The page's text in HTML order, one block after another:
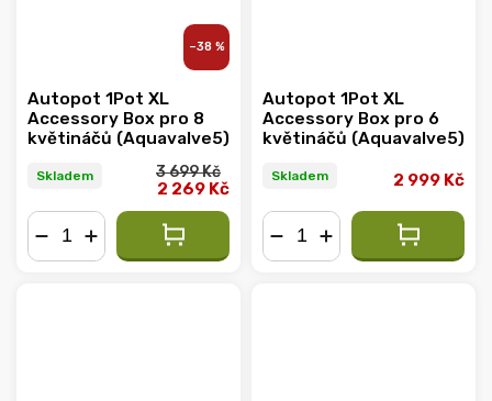
–38 %
Autopot 1Pot XL
Accessory Box pro 8
květináčů (Aquavalve5)
Skladem 3 699 Kč
2 269 Kč
Autopot 1Pot XL
Accessory Box pro 6
květináčů (Aquavalve5)
Skladem 2 999 Kč